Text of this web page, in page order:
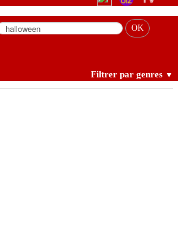
Filtrer par genres ▼